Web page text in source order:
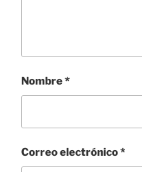
Nombre*
Correo electrónico*